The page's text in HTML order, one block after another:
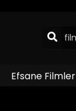
Efsane Filmler